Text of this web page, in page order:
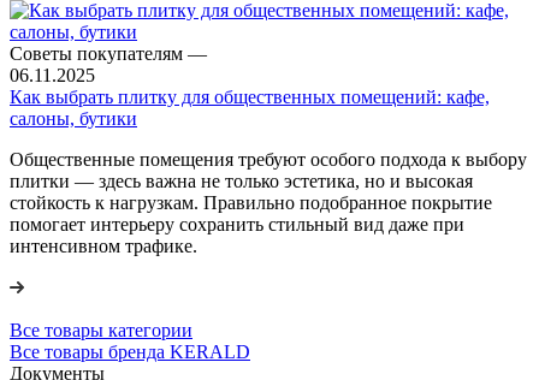
Советы покупателям —
06.11.2025
Как выбрать плитку для общественных помещений: кафе,
салоны, бутики
Общественные помещения требуют особого подхода к выбору
плитки — здесь важна не только эстетика, но и высокая
стойкость к нагрузкам. Правильно подобранное покрытие
помогает интерьеру сохранить стильный вид даже при
интенсивном трафике.
Все товары категории
Все товары бренда KERALD
Документы